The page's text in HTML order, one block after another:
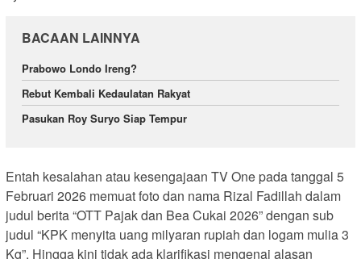
BACAAN LAINNYA
Prabowo Londo Ireng?
Rebut Kembali Kedaulatan Rakyat
Pasukan Roy Suryo Siap Tempur
Entah kesalahan atau kesengajaan TV One pada tanggal 5
Februari 2026 memuat foto dan nama Rizal Fadillah dalam
judul berita “OTT Pajak dan Bea Cukai 2026” dengan sub
judul “KPK menyita uang milyaran rupiah dan logam mulia 3
Kg”. Hingga kini tidak ada klarifikasi mengenai alasan